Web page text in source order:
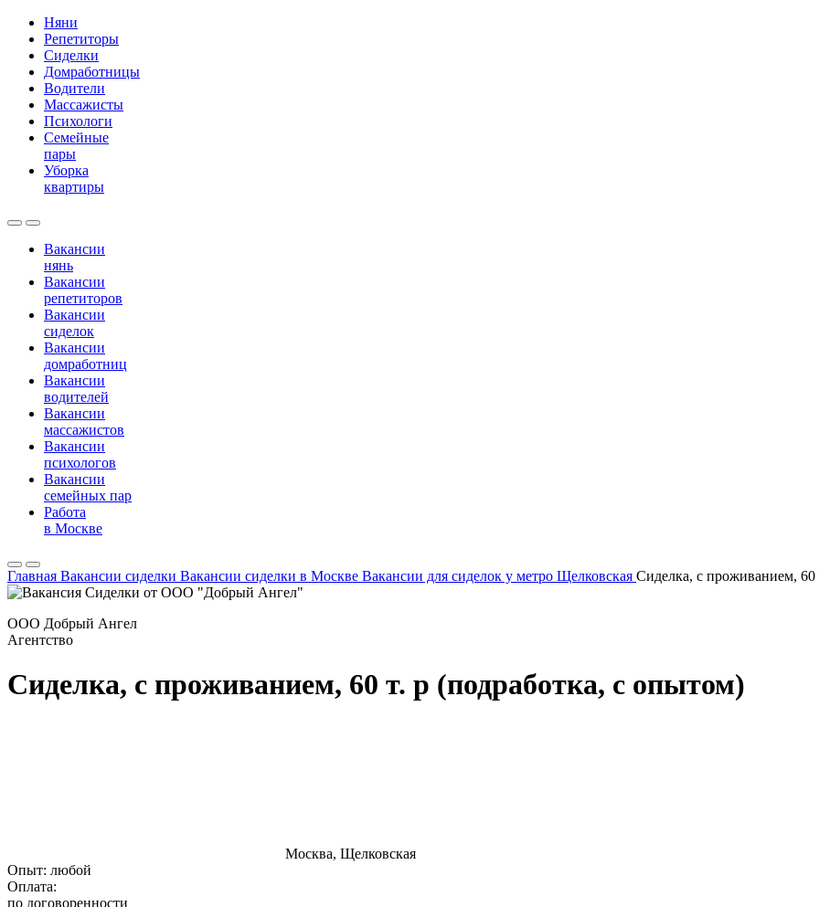
Няни
Репетиторы
Сиделки
Домработницы
Водители
Массажисты
Психологи
Семейные
пары
Уборка
квартиры
Вакансии
нянь
Вакансии
репетиторов
Вакансии
сиделок
Вакансии
домработниц
Вакансии
водителей
Вакансии
массажистов
Вакансии
психологов
Вакансии
семейных пар
Работа
в Москве
Главная Вакансии сиделки Вакансии сиделки в Москве Вакансии для сиделок у метро Щелковская Сиделка, с проживанием, 60
ООО Добрый Ангел
Агентство
Сиделка, с проживанием, 60 т. р (подработка, с опытом)
Москва, Щелковская
Опыт: любой
Оплата:
по договоренности